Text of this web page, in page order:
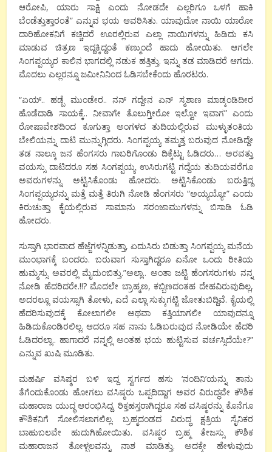
ಆರೋಪಿ, ಯಾರು ಸಾಕ್ಷಿ ಎಂದು ನೋಡದೇ ಎಲ್ಲರಿಗೂ ಒಳಗೆ ಹಾಕಿ
ಬೆಂಡೆತ್ತುತ್ತಾರಂತೆ” ಎನ್ನುವ ಭಯ ಆವರಿಸಿತು. ಯಾವುದೋ ನಾಯಿ ಯಾರೋ
ದಾರಿಹೋಕನಿಗೆ ಕಚ್ಚಿದರೆ ಊರಲ್ಲಿರುವ ಎಲ್ಲಾ ನಾಯಿಗಳನ್ನು ಹಿಡಿದು ಕಸಿ
ಮಾಡುವ ಚಿತ್ರಣ ಇದ್ದಕ್ಕಿದ್ದಂತೆ ಕಣ್ಮುಂದೆ ಹಾದು ಹೋಯಿತು. ಆಗಲೇ
ಸಿಂಗಪ್ಪಯ್ಯರ ಕಾಲಿನ ಭಾಗದಲ್ಲಿ ನಡುಕ ಹತ್ತಿತ್ತು. ಇನ್ನು ತಡ ಮಾಡಿದರೆ ಆಗದು.
ಮೊದಲು ಎಲ್ಲರನ್ನೂ ಜಮೀನಿನಿಂದ ಓಡಿಸಬೇಕೆಂದು ಹೊರಟರು.
“ಏಯ್.. ಹಡ್ಬೆ ಮುಂಡೇರ.. ನನ್ ಗದ್ದೇನ ಏನ್ ಸ್ಮಶಾಣ ಮಾಡ್ಕಂಡಿದೀರ
ಹೊಡೆದಾಡಿ ಸಾಯಕ್ಕೆ.. ನೀವಾಗೇ ತೊಲುಗ್ತೀರೋ ಇಲ್ವೋ ಇವಾಗ” ಎಂದು
ರೋಷಾವೇಶದಿಂದ ಕೂಗುತ್ತಾ ಅಂಗಳದ ತುದಿಯಲ್ಲಿರುವ ಮುಳ್ಳುತಂತಿಯ
ಬೇಲಿಯನ್ನು ದಾಟಿ ಮುನ್ನುಗ್ಗಿದರು. ಸಿಂಗಪ್ಪಯ್ಯ ತಮ್ಮತ್ತ ಬರುವುದ ನೋಡಿದ್ದೇ
ತಡ ನಾಲ್ಕೂ ಜನ ಹೆಂಗಸರು ಗಾಬರಿಗೊಂಡು ದಿಕ್ಕೆಟ್ಟು ಓಡಿದರು… ಅರವತ್ತು
ವಯಸ್ಸು ದಾಟಿದರೂ ಸಹ ಸಿಂಗಪ್ಪಯ್ಯ ಉಸಿರುಗಟ್ಟಿ ಗದ್ದೆಯ ತುದಿಯವರೆಗೂ
ಅವರುಗಳನ್ನು ಅಟ್ಟಿಸಿಕೊಂಡು ಹೋದರು. ಅಟ್ಟಿಸಿಕೊಂಡು ಬರುತ್ತಿದ್ದ
ಸಿಂಗಪ್ಪಯ್ಯರನ್ನು ಮತ್ತೆ ಮತ್ತೆ ತಿರುಗಿ ನೋಡಿ ಹೆಂಗಸರು “ಅಯ್ಯಯ್ಯೋ” ಎಂದು
ಕಿರುಚುತ್ತಾ ಕೈಯಲ್ಲಿರುವ ಸಾಮಾನು ಸರಂಜಾಮುಗಳನ್ನು ಬಿಸಾಡಿ ಓಡಿ
ಹೋದರು.
ಸುಸ್ತಾಗಿ ಭಾರವಾದ ಹೆಜ್ಜೆಗಳನ್ನಿಡುತ್ತಾ, ಏದುಸಿರು ಬಿಡುತ್ತಾ ಸಿಂಗಪ್ಪಯ್ಯ ಮನೆಯ
ಮುಂಭಾಗಕ್ಕೆ ಬಂದರು. ಬರುವಾಗ ಸುಸ್ತಾಗಿದ್ದರೂ ಏನೋ ಒಂದು ರೀತಿಯ
ಹುಮ್ಮಸ್ಸು ಅವರಲ್ಲಿ ಮೈದುಂಬಿತ್ತು.”ಅಲ್ಲಾ.. ಅಂತಾ ಜಟ್ಟಿ ಹೆಂಗಸರುಗಳು ನನ್ನ
ನೋಡಿ ಹೆದರಿದರೇ.!!? ಮೊದಲೇ ಬ್ರಾಹ್ಮಣ, ಕಬ್ಬಿಣದಂತಹ ದೇಹವಿರುವುದಿಲ್ಲ,
ಅದರಲ್ಲೂ ವಯಸ್ಸಾಗಿ ತೋಳು, ಎದೆ ಎಲ್ಲಾ ಸುಕ್ಕುಗಟ್ಟಿ ಜೋತುಬಿದ್ದಿವೆ. ಕೈಯಲ್ಲಿ
ಹೆದರಿಸುವುದಕ್ಕೆ ಕೋಲಾಗಲೀ ಅಥವಾ ಕತ್ತಿಯಾಗಲೀ ಯಾವುದನ್ನೂ
ಹಿಡಿದುಕೊಂಡಿರಲಿಲ್ಲ. ಆದರೂ ಸಹ ನಾನು ಓಡಿಬರುವುದ ನೋಡಿಯೇ ಹೆದರಿ
ಓಡಿದರಲ್ಲಾ.. ಹಾಗಾದರೆ ನನ್ನಲ್ಲಿ ಅಂತಹ ಭಯ ಹುಟ್ಟಿಸುವ ವರ್ಚಸ್ಸಿದೆಯೇ?”
ಎನ್ನುವ ಖುಷಿ ಮೂಡಿತು.
ಮಹರ್ಷಿ ವಸಿಷ್ಠರ ಬಳಿ ಇದ್ದ ಸ್ವರ್ಗದ ಹಸು ‘ನಂದಿನಿ’ಯನ್ನು ತಾನು
ತೆಗೆಂದುಕೊಂಡು ಹೋಗಲು ವಸಿಷ್ಠರು ಒಪ್ಪದಿದ್ದಾಗ ಅವರ ವಿರುದ್ಧವೇ ಕೌಶಿಕ
ಮಹಾರಾಜ ಯುದ್ಧ ಆರಂಭಿಸಿದ್ದ. ರಿಕ್ತಹಸ್ತರಾಗಿದ್ದರೂ ಸಹ ವಸಿಷ್ಠರನ್ನು ಕೊನೆಗೂ
ಕೌಶಿಕನಿಗೆ ಸೋಲಿಸಲಾಗಲಿಲ್ಲ. ಬ್ರಹ್ಮದಂಡದ ವಿರುದ್ಧ ಕ್ಷತ್ರಿಯ ಸೈನಿಕರ
ಬಾಹುಬಲವೇ ಹುದುಗಿಹೋಯಿತು. ವಸಿಷ್ಠರ ಬ್ರಹ್ಮ ತೇಜಸ್ಸು ಕೌಶಿಕ
ಮಹಾರಾಜನ ತೋಳ್ಬಲವನ್ನು ನಾಶ ಮಾಡಿತ್ತು. ಅದಕ್ಕೇ ಹೇಳುವುದು